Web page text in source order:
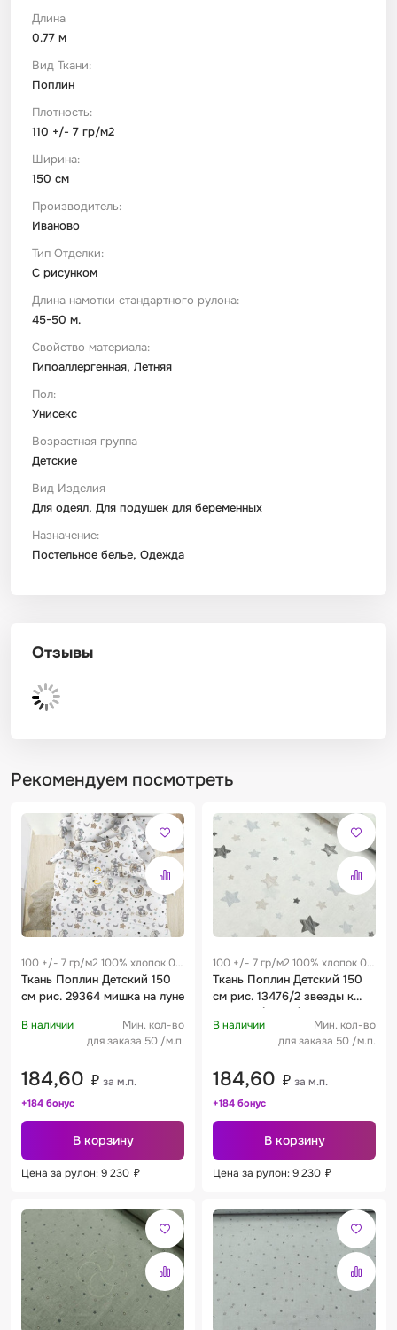
Длина
0.77 м
Вид Ткани:
Поплин
Плотность:
110 +/- 7 гр/м2
Ширина:
150 см
Производитель:
Иваново
Тип Отделки:
С рисунком
Длина намотки стандартного рулона:
45-50 м.
Свойство материала:
Гипоаллергенная, Летняя
Пол:
Унисекс
Возрастная группа
Детские
Вид Изделия
Для одеял, Для подушек для беременных
Назначение:
Постельное белье, Одежда
Отзывы
Рекомендуем посмотреть
100 +/- 7 гр/м2 100% хлопок 0.3
м
Ткань Поплин Детский 150
см рис. 29364 мишка на луне
В наличии
Мин. кол-во
для заказа 50 /м.п.
184,60 ₽ за м.п.
+184 бонус
В корзину
Цена за рулон: 9 230 ₽
100 +/- 7 гр/м2 100% хлопок 0.3
м
Ткань Поплин Детский 150
см рис. 13476/2 звезды к
мишкам (29364)
В наличии
Мин. кол-во
для заказа 50 /м.п.
184,60 ₽ за м.п.
+184 бонус
В корзину
Цена за рулон: 9 230 ₽